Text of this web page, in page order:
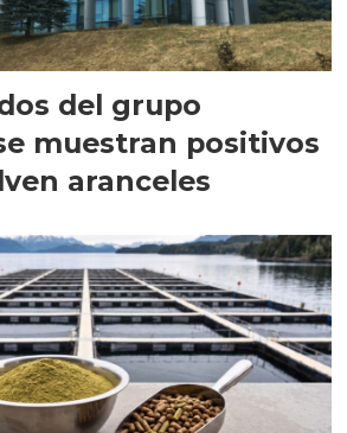
del grupo
muestran positivos
aranceles